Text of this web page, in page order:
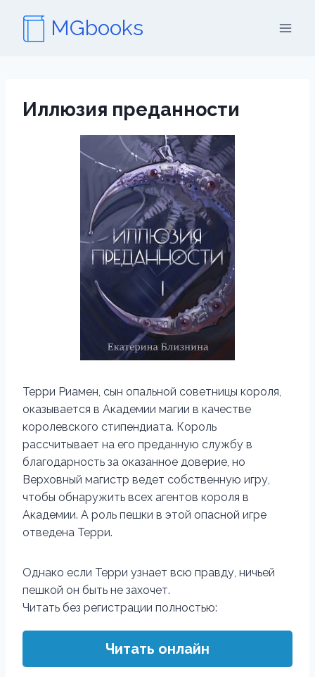
содержимому
MGbooks
Иллюзия преданности
Терри Риамен, сын опальной советницы короля,
оказывается в Академии магии в качестве
королевского стипендиата. Король
рассчитывает на его преданную службу в
благодарность за оказанное доверие, но
Верховный магистр ведет собственную игру,
чтобы обнаружить всех агентов короля в
Академии. А роль пешки в этой опасной игре
отведена Терри.
Однако если Терри узнает всю правду, ничьей
пешкой он быть не захочет.
Читать без регистрации полностью:
Читать онлайн